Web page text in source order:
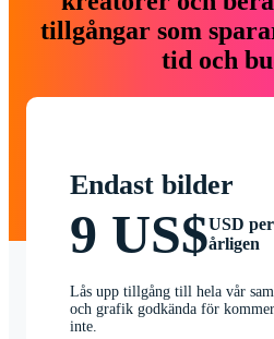
tillgångar som
tid och
Endast bilder
9 US$USD
årligen
Lås upp tillgång till hela vår
och grafik godkända för
inte.